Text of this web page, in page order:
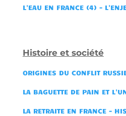
L'EAU EN FRANCE (4) -
Histoire et société
ORIGINES DU CONFLIT
LA BAGUETTE DE PAIN ET
LA RETRAITE EN FRANCE -